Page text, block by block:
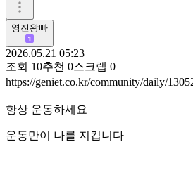
영진왕빠
2026.05.21 05:23
조회 10추천 0스크랩 0
https://geniet.co.kr/community/daily/
항상 운동하세요
운동만이 나를 지킵니다